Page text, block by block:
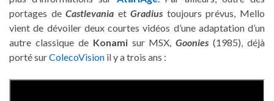
portages deCastlevania etGradius toujours prévus, Mello
vient de dévoiler deux courtes vidéos d’une adaptation d’un
autre classique de Konamisur MSX,Goonies (1985), déjà
porté surColecoVision il y a trois ans :